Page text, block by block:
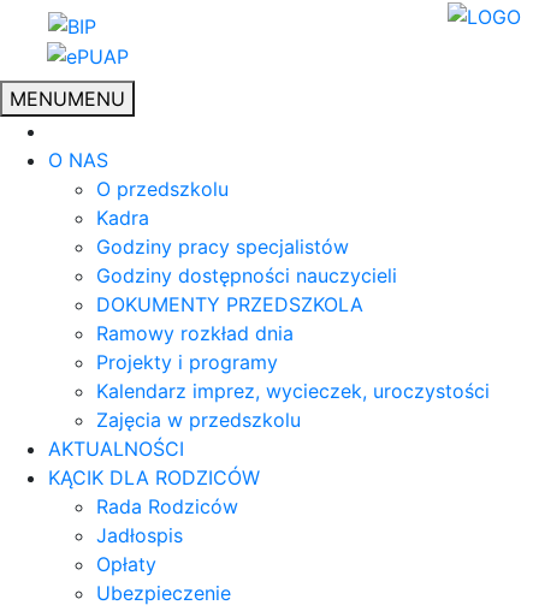
MENUMENU
O NAS
O przedszkolu
Kadra
Godziny pracy specjalistów
Godziny dostępności nauczycieli
DOKUMENTY PRZEDSZKOLA
Ramowy rozkład dnia
Projekty i programy
Kalendarz imprez, wycieczek, uroczystości
Zajęcia w przedszkolu
AKTUALNOŚCI
KĄCIK DLA RODZICÓW
Rada Rodziców
Jadłospis
Opłaty
Ubezpieczenie